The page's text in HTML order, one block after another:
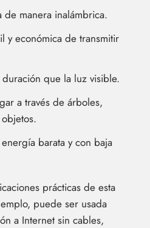
de manera inalámbrica.
y económica de transmitir
que la luz visible.
a través de árboles,
barata y con baja
prácticas de esta
puede ser usada
a Internet sin cables,